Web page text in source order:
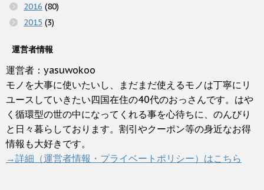
2016 (80)
2015 (3)
運営者情報
運営者：yasuwokoo
モノを大事に使いたいし、まだまだ使えるモノは丁寧にリ
ユースしていきたい四国在住の40代のおっさんです。はや
く循環型の世の中になってくれる事を心待ちに、のんびり
と日々暮らしております。割引やクーポン等の身近なお得
情報も大好きです。
→詳細（運営者情報・プライベートポリシー）はこちら